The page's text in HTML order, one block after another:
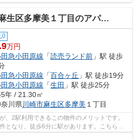
生区多摩美１丁目のアパート
0
万円
急小田原線 「読売ランド前 」駅 徒歩
急小田原線 「百合ヶ丘 」駅 徒歩19分
急小田原線 「生田 」駅 徒歩25分
年 / 21.30㎡
川県 川崎市麻生区多摩美 １丁目
、2駅利用できるこの物件のメリットです。
となり、徒歩6分に駅があります。こちらの
物件。でき...